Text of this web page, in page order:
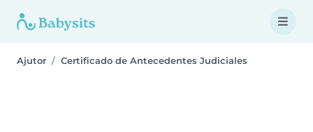
Ajutor Certificado de Antecedentes Judiciales